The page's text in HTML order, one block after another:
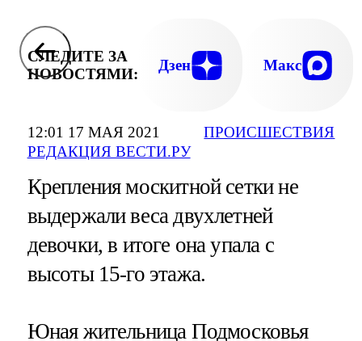
12:01 17 МАЯ 2021
РЕДАКЦИЯ ВЕСТИ.РУ
ПРОИСШЕСТВИЯ
СЛЕДИТЕ ЗА
НОВОСТЯМИ:
Дзен Макс
Крепления москитной сетки не
выдержали веса двухлетней
девочки, в итоге она упала с
высоты 15-го этажа.
Юная жительница Подмосковья